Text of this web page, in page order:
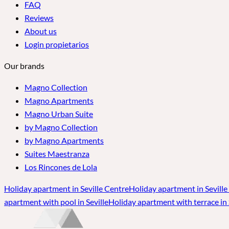
FAQ
Reviews
About us
Login propietarios
Our brands
Magno Collection
Magno Apartments
Magno Urban Suite
by Magno Collection
by Magno Apartments
Suites Maestranza
Los Rincones de Lola
Holiday apartment in Seville CentreHoliday apartment in Seville
apartment with pool in SevilleHoliday apartment with terrace in